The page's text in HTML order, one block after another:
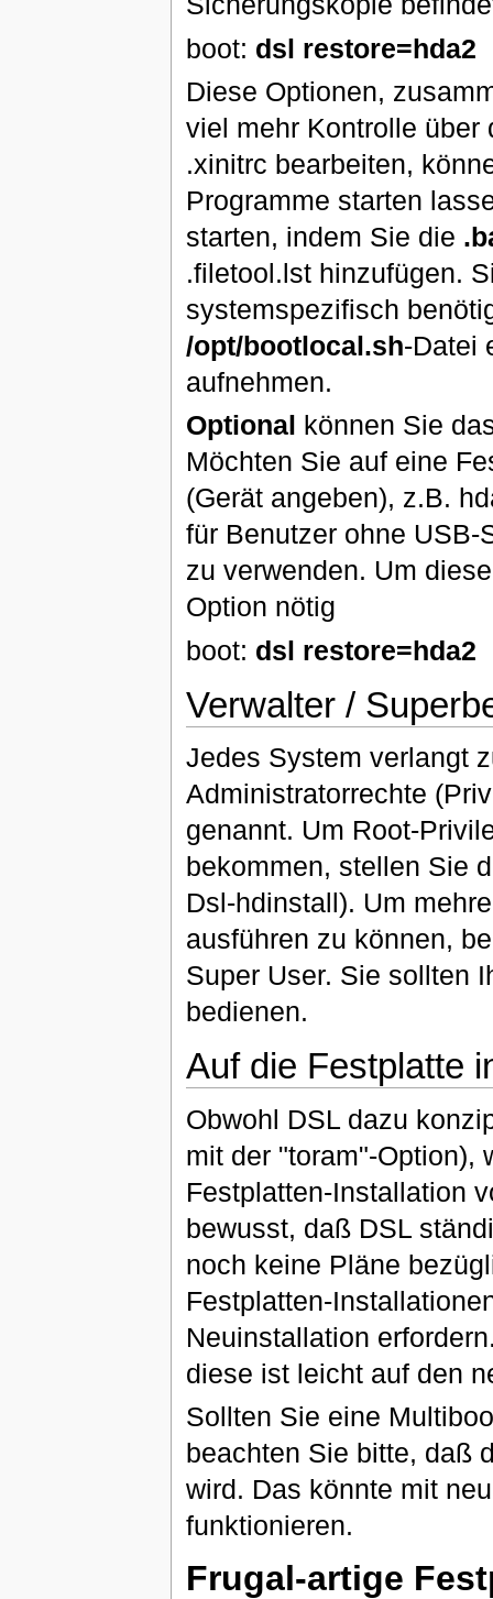
boot: dsl restore=hda2
Diese Optionen,
viel mehr Kontrolle über
.xinitrc bearbeiten,
Programme starten
starten, indem Sie die
.filetool.lst hinzufügen.
systemspezifisch
/opt/bootlocal.sh-Datei
aufnehmen.
Optional können Sie
Möchten Sie auf eine
(Gerät angeben), z.B.
für Benutzer ohne
zu verwenden. Um
Option nötig
boot: dsl restore=hda2
Verwalter /
Jedes System verlangt
Administratorrechte
genannt. Um Root-
bekommen, stellen Sie
Dsl-hdinstall). Um
ausführen zu können,
Super User. Sie sollten
bedienen.
Auf die Festplatte
Obwohl DSL dazu
mit der "toram"-Option),
Festplatten-Installation
bewusst, daß DSL
noch keine Pläne
Festplatten-
Neuinstallation
diese ist leicht auf den
Sollten Sie eine
beachten Sie bitte, daß
wird. Das könnte mit
funktionieren.
Frugal-artige